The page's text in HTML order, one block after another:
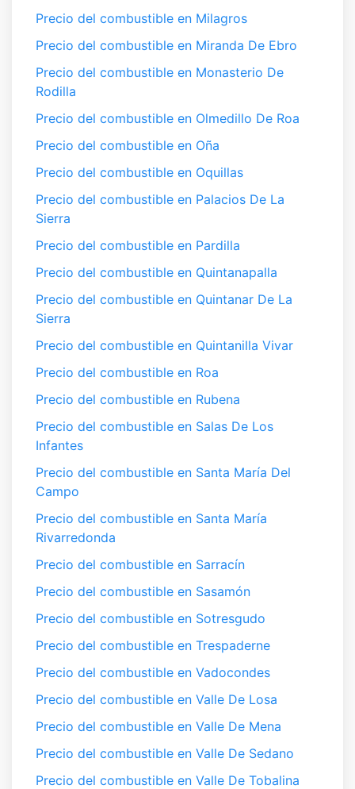
Precio del combustible en Milagros
Precio del combustible en Miranda De Ebro
Precio del combustible en Monasterio De
Rodilla
Precio del combustible en Olmedillo De Roa
Precio del combustible en Oña
Precio del combustible en Oquillas
Precio del combustible en Palacios De La
Sierra
Precio del combustible en Pardilla
Precio del combustible en Quintanapalla
Precio del combustible en Quintanar De La
Sierra
Precio del combustible en Quintanilla Vivar
Precio del combustible en Roa
Precio del combustible en Rubena
Precio del combustible en Salas De Los
Infantes
Precio del combustible en Santa María Del
Campo
Precio del combustible en Santa María
Rivarredonda
Precio del combustible en Sarracín
Precio del combustible en Sasamón
Precio del combustible en Sotresgudo
Precio del combustible en Trespaderne
Precio del combustible en Vadocondes
Precio del combustible en Valle De Losa
Precio del combustible en Valle De Mena
Precio del combustible en Valle De Sedano
Precio del combustible en Valle De Tobalina